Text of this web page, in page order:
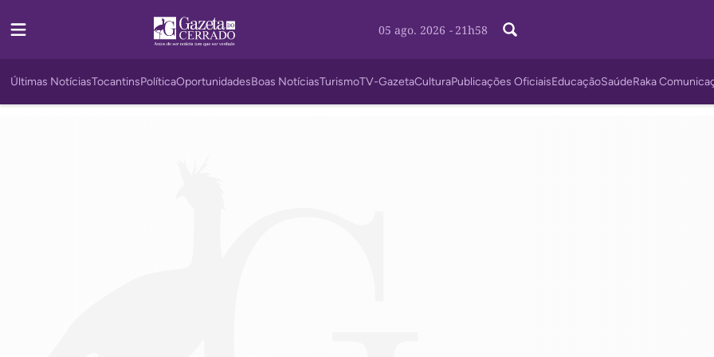
05 ago. 2026 - 21h58
Últimas NotíciasTocantinsPolíticaOportunidadesBoas NotíciasTurismoTV-GazetaCulturaPublicações OficiaisEducaçãoSaúdeRaka